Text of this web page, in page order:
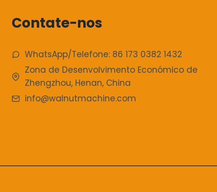
Contate-nos
WhatsApp/Telefone: 86 173 0382 1432
Zona de Desenvolvimento Económico de
Zhengzhou, Henan, China
info@walnutmachine.com